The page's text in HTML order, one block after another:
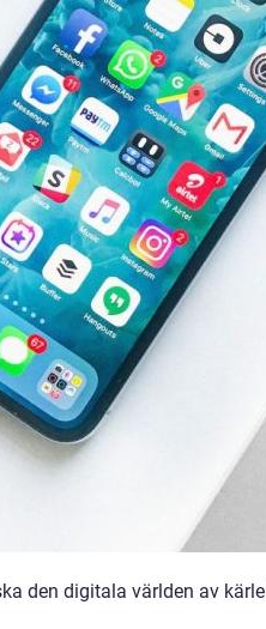
den digitala världen av